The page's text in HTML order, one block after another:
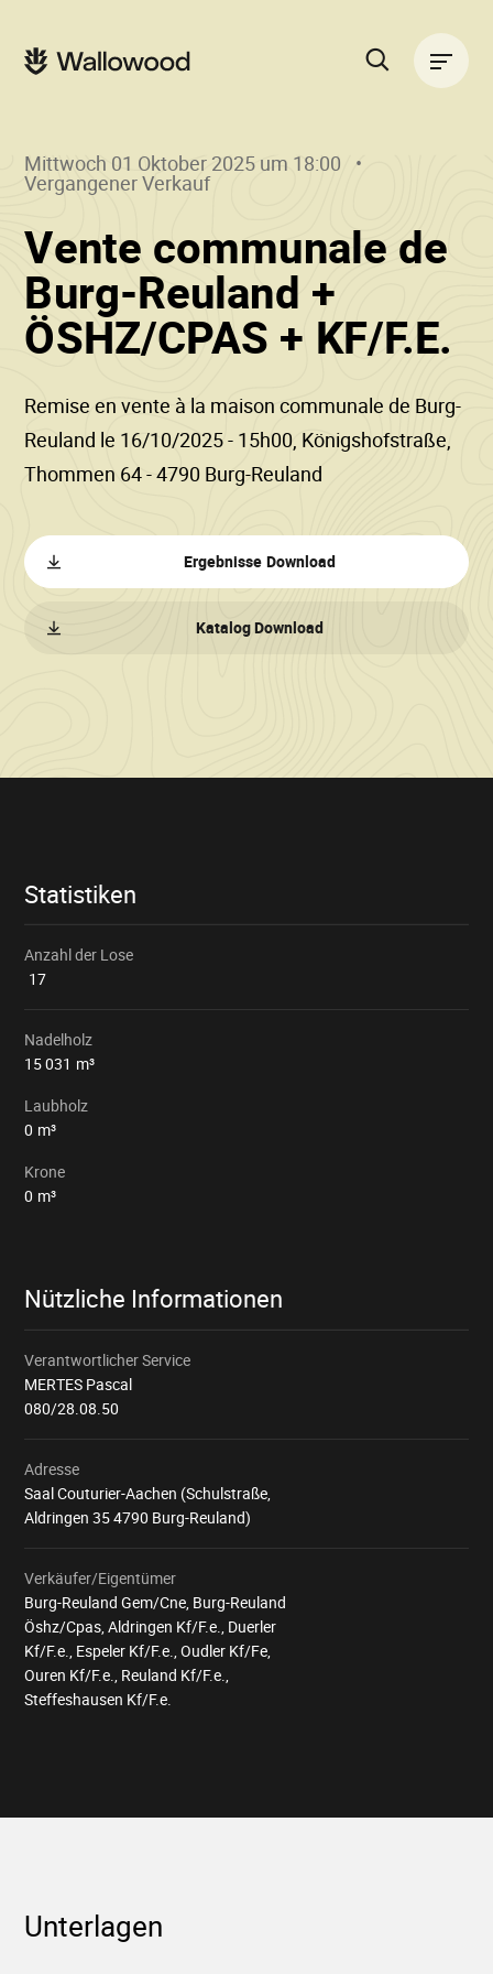
springen
springen
Vente communale de
Burg-Reuland +
ÖSHZ/CPAS + KF/F.E.
Mittwoch 01 Oktober 2025 um 18:00
Vergangener Verkauf
Remise en vente à la maison communale de Burg-
Reuland le 16/10/2025 - 15h00, Königshofstraße,
Thommen 64 - 4790 Burg-Reuland
Ergebnisse Download
Katalog Download
Verkaufsinformationen
Statistiken
Anzahl der Lose
17
Nadelholz
15 031 m³
Laubholz
0 m³
Krone
0 m³
Nützliche Informationen
Verantwortlicher Service
MERTES Pascal
080/28.08.50
Adresse
Saal Couturier-Aachen (Schulstraße,
Aldringen 35 4790 Burg-Reuland)
Verkäufer/Eigentümer
Burg-Reuland Gem/Cne, Burg-Reuland
Öshz/Cpas, Aldringen Kf/F.e., Duerler
Kf/F.e., Espeler Kf/F.e., Oudler Kf/Fe,
Ouren Kf/F.e., Reuland Kf/F.e.,
Steffeshausen Kf/F.e.
Unterlagen